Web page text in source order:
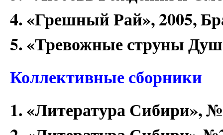
4. «Грешный Рай», 2005,
5. «Тревожные струны
Коллективные сборники
1. «Литература Сибири»,